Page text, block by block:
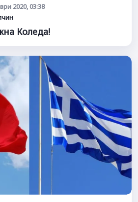
2020, 03:38
Коледа!